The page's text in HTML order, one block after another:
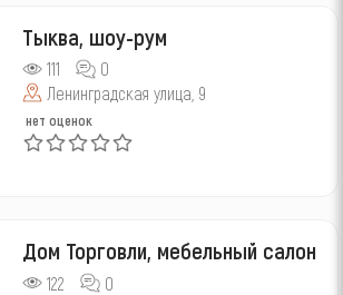
Тыква, шоу-рум
111
0
Ленинградская улица, 9
нет оценок
Дом Торговли, мебельный салон
122
0